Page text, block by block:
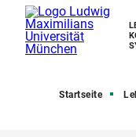
Startseite